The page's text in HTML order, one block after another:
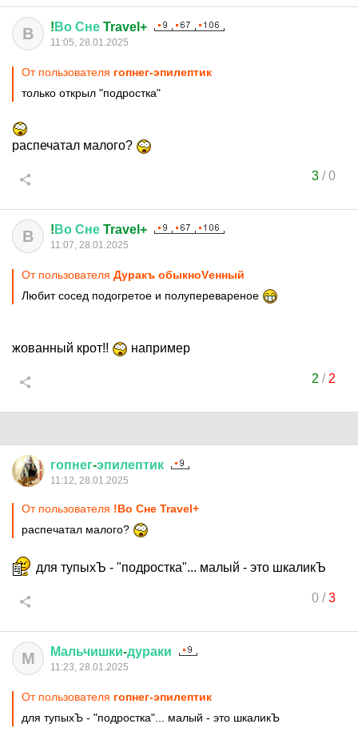
В ! Во Сне Travel+
11:05, 28.01.2025
От пользователя гопнег-эпилептик
только открыл "подростка"
распечатал малого?
3/0
В ! Во Сне Travel+
11:07, 28.01.2025
От пользователя Дуракъ обыкноVенный
Любит сосед подогретое и полуперевареное
жованный крот!! например
2 / 2
гопнег-эпилептик
11:12, 28.01.2025
От пользователя !Во Сне Travel+
распечатал малого?
для тупыхЪ - "подростка"... малый - это шкаликЪ
0/3
М Мальчишки-дураки
11:23, 28.01.2025
От пользователя гопнег-эпилептик
для тупыхЪ - "подростка"... малый - это шкаликЪ